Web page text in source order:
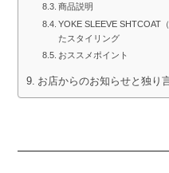
商品説明
YOKE SLEEVE SHTCOAT
たスタイリング
おススメポイント
お店からのお知らせと独り